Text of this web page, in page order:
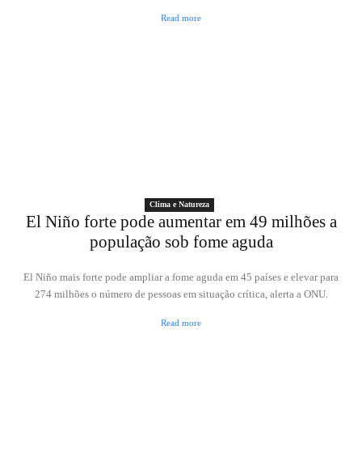
Read more
Clima e Natureza
El Niño forte pode aumentar em 49 milhões a
população sob fome aguda
El Niño mais forte pode ampliar a fome aguda em 45 países e elevar para
274 milhões o número de pessoas em situação crítica, alerta a ONU.
Read more